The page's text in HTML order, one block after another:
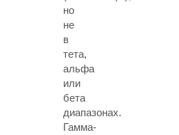
но
не
в
тета,
альфа
или
бета
диапазонах.
Гамма-